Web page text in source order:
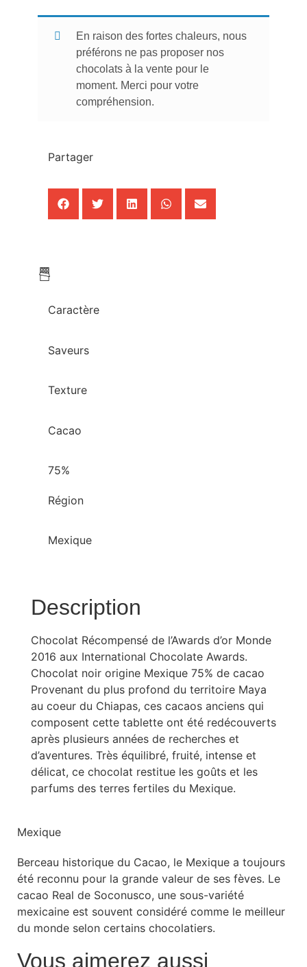
En raison des fortes chaleurs, nous
préférons ne pas proposer nos
chocolats à la vente pour le
moment. Merci pour votre
compréhension.
Partager
Caractère
Saveurs
Texture
Cacao
75%
Région
Mexique
Description
Chocolat Récompensé de l’Awards d’or Monde
2016 aux International Chocolate Awards.
Chocolat noir origine Mexique 75% de cacao
Provenant du plus profond du territoire Maya
au coeur du Chiapas, ces cacaos anciens qui
composent cette tablette ont été redécouverts
après plusieurs années de recherches et
d’aventures. Très équilibré, fruité, intense et
délicat, ce chocolat restitue les goûts et les
parfums des terres fertiles du Mexique.
Mexique
Berceau historique du Cacao, le Mexique a toujours
été reconnu pour la grande valeur de ses fèves. Le
cacao Real de Soconusco, une sous-variété
mexicaine est souvent considéré comme le meilleur
du monde selon certains chocolatiers.
Vous aimerez aussi